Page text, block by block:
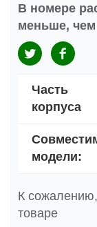
В номере
меньше,
Часть
корпуса
модели:
К
товаре